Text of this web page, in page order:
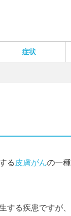
症状
る皮膚がんの一
する疾患ですが